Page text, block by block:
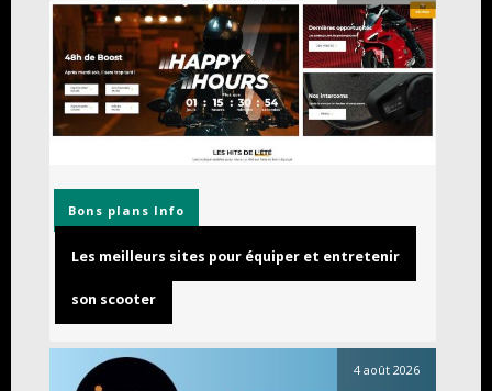
Bons plans Info
Les meilleurs sites pour équiper et entretenir
son scooter
4 août 2026